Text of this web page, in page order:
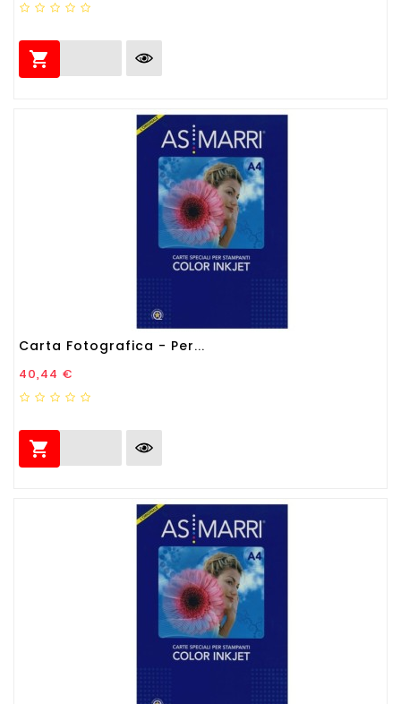

Carta Fotografica - Per...
Prezzo
40,44 €
